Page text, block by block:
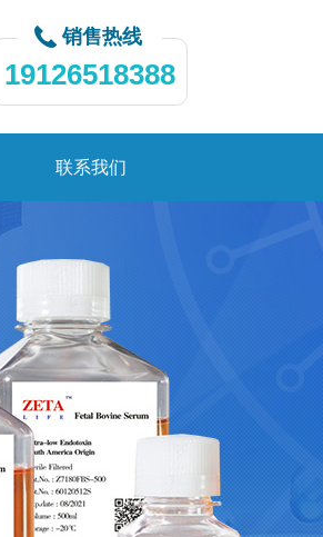
销售热线
19126518388
联系我们